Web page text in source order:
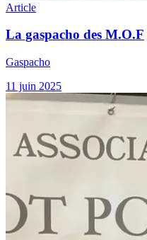
Article
La gaspacho des M.O.F
Gaspacho
11 juin 2025